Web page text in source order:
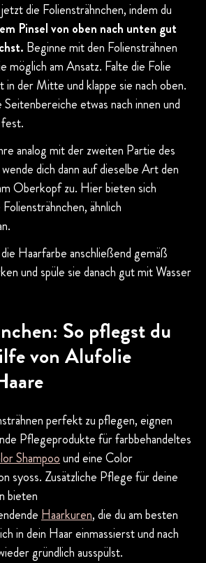
die Foliensträhnchen, indem du
Pinsel von oben nach unten gut
Beginne mit den Foliensträhnen
möglich am Ansatz. Falte die Folie
in der Mitte und klappe sie nach oben.
etwas nach innen und
analog mit der zweiten Partie des
dich dann auf dieselbe Art den
Oberkopf zu. Hier bieten sich
ähnlich
Haarfarbe anschließend gemäß
und spüle sie danach gut mit Wasser
So pflegst du
von Alufolie
perfekt zu pflegen, eignen
Pflegeprodukte für farbbehandeltes
Shampoound eine Color
syoss. Zusätzliche Pflege für deine
bieten
Haarkuren, die du am besten
in dein Haar einmassierst und nach
gründlich ausspülst.